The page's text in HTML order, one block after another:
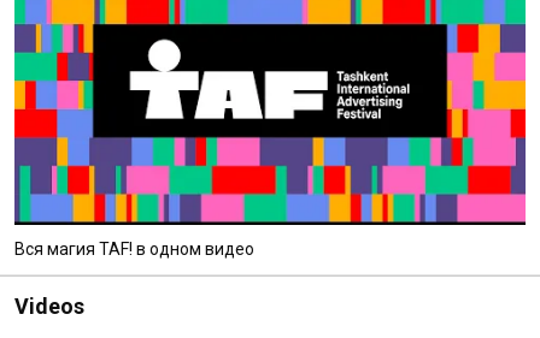
Вся магия TAF! в одном видео
Videos